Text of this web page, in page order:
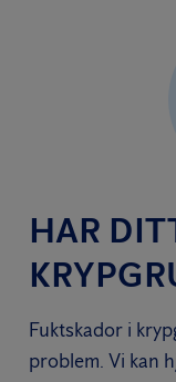
HAR
Fuktskador i
problem. Vi kan